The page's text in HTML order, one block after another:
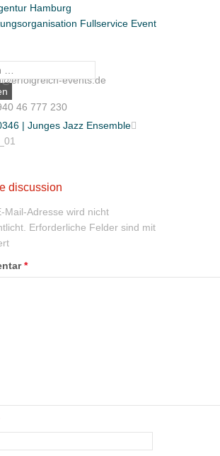
events.de
46 777 230
| Junges Jazz Ensemble
discussion
Mail-Adresse wird nicht
Erforderliche Felder sind mit
*